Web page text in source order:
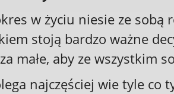
w życiu niesie ze
stoją bardzo ważne
małe, aby ze wszystkim
najczęściej wie tyle co